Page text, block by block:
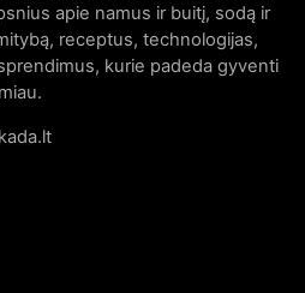
apie namus ir buitį, sodą ir
receptus, technologijas,
kurie padeda gyventi